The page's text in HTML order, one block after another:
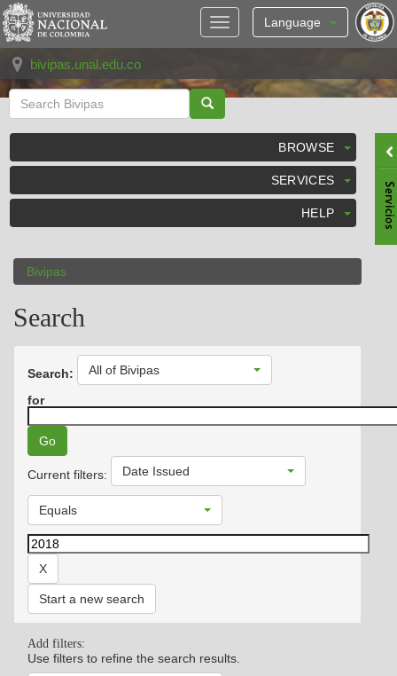
Skip
navigation
Language
bivipas.unal.edu.co
BROWSE
SERVICES
HELP
Bivipas
Search
Search: All of Bivipas
for
Current filters: Date Issued
Equals
Start a new search
Add filters:
Use filters to refine the search results.